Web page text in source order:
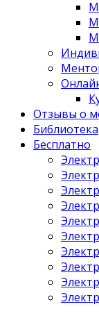
Отзывы о
Библиотека
Бесплатно